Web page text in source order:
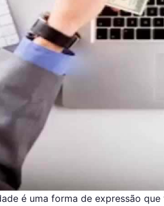
é uma forma de expressão